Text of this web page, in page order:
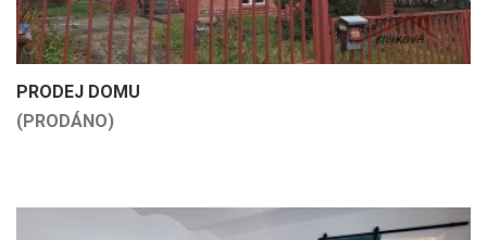
PRODEJ DOMU
(PRODÁNO)